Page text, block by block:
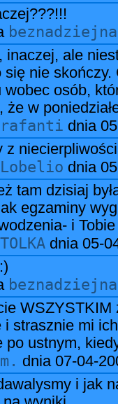
beznadziejna
inaczej, ale
nie skończy.
wobec osób,
że w
rafanti dnia
z
Lobelio dnia
tam dzisiaj
egzaminy
i
TOLKAdnia 05-
beznadziejna
WSZYSTKIM
i strasznie mi
po ustnym,
m. dnia 07-04-
i jak